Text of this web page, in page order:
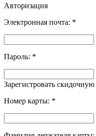
Авторизация
Электронная почта: *
Пароль: *
Зарегистровать скидочную
Номер карты: *